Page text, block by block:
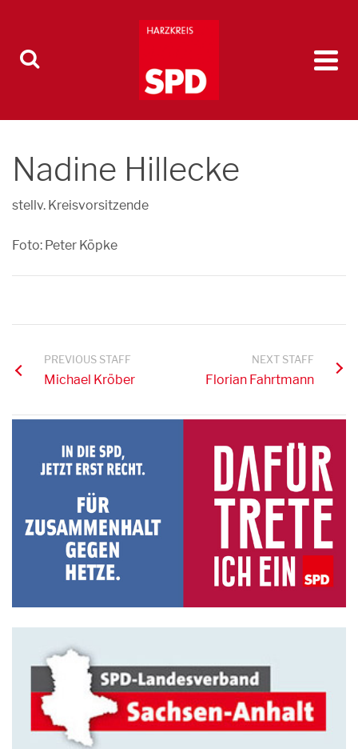
Nadine Hillecke
stellv. Kreisvorsitzende
Foto: Peter Köpke
PREVIOUS STAFF
Michael Kröber
NEXT STAFF
Florian Fahrtmann